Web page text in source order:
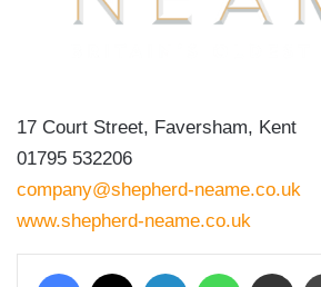
17 Court Street, Faversham, Kent
01795 532206
company@shepherd-neame.co.uk
www.shepherd-neame.co.uk
Facebook LinkedIn WhatsApp Condividi via mail